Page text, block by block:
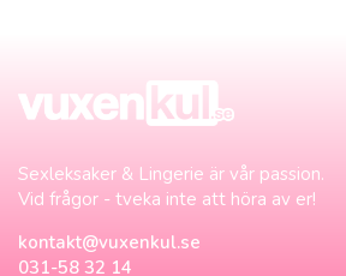
Sexleksaker & Lingerie är vår passion.
Vid frågor - tveka inte att höra av er!
kontakt@vuxenkul.se
031-58 32 14